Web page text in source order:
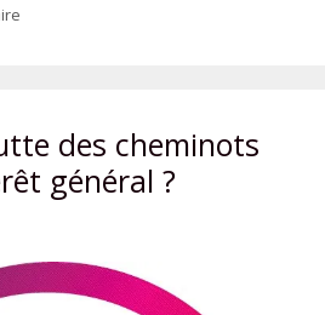
des cheminots
général ?